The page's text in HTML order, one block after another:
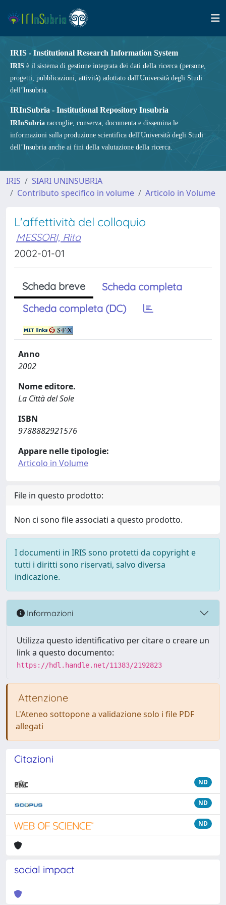
IRIS - Institutional Research Information System
IRIS è il sistema di gestione integrata dei dati della ricerca (persone,
progetti, pubblicazioni, attività) adottato dall'Università degli Studi
dell’Insubria.
IRInSubria - Institutional Repository Insubria
IRInSubria raccoglie, conserva, documenta e dissemina le
informazioni sulla produzione scientifica dell'Università degli Studi
dell’Insubria anche ai fini della valutazione della ricerca.
IRIS
SIARI UNINSUBRIA
Contributo specifico in volume
Articolo in Volume
L'affettività del colloquio
MESSORI, Rita
2002-01-01
Scheda breve
Scheda completa
Scheda completa (DC)
Anno
2002
Nome editore.
La Città del Sole
ISBN
9788882921576
Appare nelle tipologie:
Articolo in Volume
File in questo prodotto:
Non ci sono file associati a questo prodotto.
I documenti in IRIS sono protetti da copyright e
tutti i diritti sono riservati, salvo diversa
indicazione.
Informazioni
Utilizza questo identificativo per citare o creare un
link a questo documento:
https://hdl.handle.net/11383/2192823
Attenzione
L'Ateneo sottopone a validazione solo i file PDF
allegati
Citazioni
ND
ND
ND
social impact